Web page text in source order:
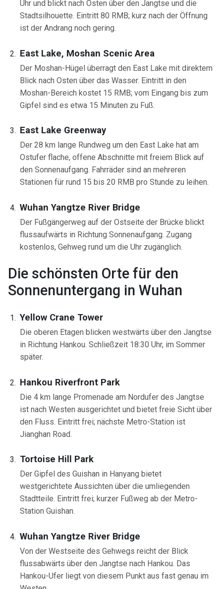
Uhr und blickt nach Osten über den Jangtse und die
Stadtsilhouette. Eintritt 80 RMB; kurz nach der Öffnung
ist der Andrang noch gering.
East Lake, Moshan Scenic Area
Der Moshan-Hügel überragt den East Lake mit direktem
Blick nach Osten über das Wasser. Eintritt in den
Moshan-Bereich kostet 15 RMB; vom Eingang bis zum
Gipfel sind es etwa 15 Minuten zu Fuß.
East Lake Greenway
Der 28 km lange Rundweg um den East Lake hat am
Ostufer flache, offene Abschnitte mit freiem Blick auf
den Sonnenaufgang. Fahrräder sind an mehreren
Stationen für rund 15 bis 20 RMB pro Stunde zu leihen.
Wuhan Yangtze River Bridge
Der Fußgängerweg auf der Ostseite der Brücke blickt
flussaufwärts in Richtung Sonnenaufgang. Zugang
kostenlos, Gehweg rund um die Uhr zugänglich.
Die schönsten Orte für den
Sonnenuntergang in Wuhan
Yellow Crane Tower
Die oberen Etagen blicken westwärts über den Jangtse
in Richtung Hankou. Schließzeit 18:30 Uhr, im Sommer
später.
Hankou Riverfront Park
Die 4 km lange Promenade am Nordufer des Jangtse
ist nach Westen ausgerichtet und bietet freie Sicht über
den Fluss. Eintritt frei; nächste Metro-Station ist
Jianghan Road.
Tortoise Hill Park
Der Gipfel des Guishan in Hanyang bietet
westgerichtete Aussichten über die umliegenden
Stadtteile. Eintritt frei; kurzer Fußweg ab der Metro-
Station Guishan.
Wuhan Yangtze River Bridge
Von der Westseite des Gehwegs reicht der Blick
flussabwärts über den Jangtse nach Hankou. Das
Hankou-Ufer liegt von diesem Punkt aus fast genau im